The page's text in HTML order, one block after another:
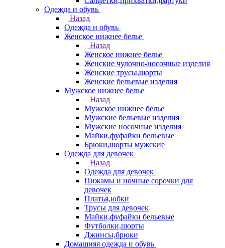
Одежда и обувь
Назад
Одежда и обувь
Женское нижнее белье
Назад
Женское нижнее белье
Женские чулочно-носочные изделия
Женские трусы,шорты
Женские бельевые изделия
Мужское нижнее белье
Назад
Мужское нижнее белье
Мужские бельевые изделия
Мужские носочные изделия
Майки,фуфайки бельевые
Брюки,шорты мужские
Одежда для девочек
Назад
Одежда для девочек
Пижамы и ночные сорочки для
девочек
Платья,юбки
Трусы для девочек
Майки,фуфайки бельевые
Футболки,шорты
Джинсы,брюки
Домашняя одежда и обувь